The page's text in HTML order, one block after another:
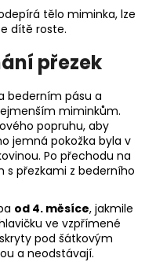
tělo miminka, lze
dítě roste.
přezek
bederním pásu a
miminkům.
popruhu, aby
jemná pokožka byla v
Po přechodu na
s přezkami z bederního
od 4. měsíce, jakmile
ve vzpřímené
pod šátkovým
a neodstávají.